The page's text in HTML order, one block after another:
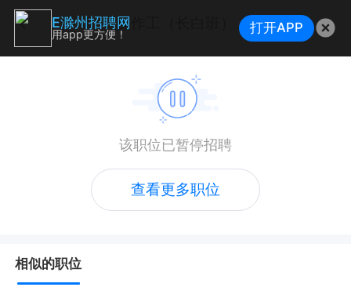
操作工（长白班）
该职位已暂停招聘
查看更多职位
相似的职位
E滁州招聘网
用app更方便！ 打开APP